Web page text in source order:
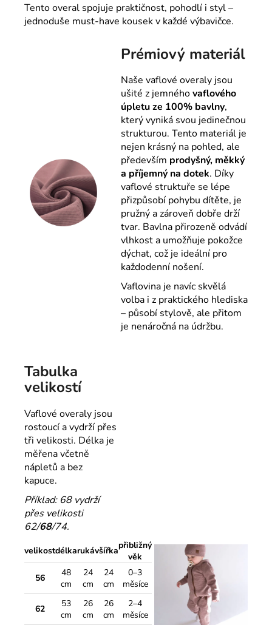
Tento overal spojuje praktičnost, pohodlí i styl –
jednoduše must-have kousek v každé výbavičce.
Prémiový materiál
Naše vaflové overaly jsou
ušité z jemnéhovaflového
úpletu ze 100% bavlny,
který vyniká svou jedinečnou
strukturou. Tento materiál je
nejen krásný na pohled, ale
především prodyšný, měkký
a příjemný na dotek. Díky
vaflové struktuře se lépe
přizpůsobí pohybu dítěte, je
pružný a zároveň dobře drží
tvar. Bavlna přirozeně odvádí
vlhkost a umožňuje pokožce
dýchat, což je ideální pro
každodenní nošení.
Vaflovina je navíc skvělá
volba i z praktického hlediska
– působí stylově, ale přitom
je nenáročná na údržbu.
Tabulka
velikostí
Vaflové overaly jsou
rostoucí a vydrží přes
tři velikosti. Délka je
měřena včetně
nápletů a bez
kapuce.
Příklad: 68 vydrží
přes velikosti
62/68/74.
velikostdélkarukávšířkapřibližný
věk
56
48
cm
24
cm
24
cm
0–3
měsíce
62
53
cm
26
cm
26
cm
2–4
měsíce